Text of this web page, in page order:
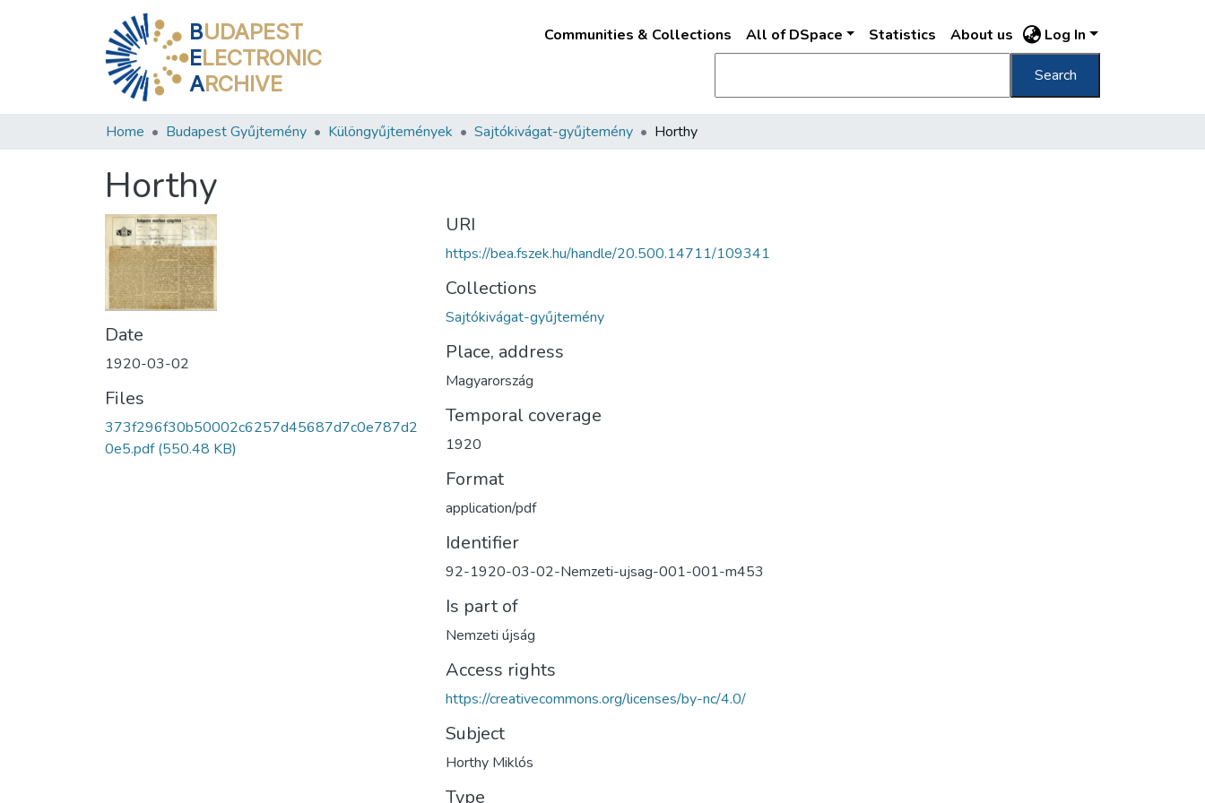
BUDAPEST
ELECTRONIC
ARCHIVE
Communities & Collections All of DSpace Statistics About us Log In
Search
Home Budapest Gyűjtemény Különgyűjtemények Sajtókivágat-gyűjtemény Horthy
Horthy
Date
1920-03-02
Files
373f296f30b50002c6257d45687d7c0e787d2
0e5.pdf(550.48 KB)
URI
https://bea.fszek.hu/handle/20.500.14711/109341
Collections
Sajtókivágat-gyűjtemény
Place, address
Magyarország
Temporal coverage
1920
Format
application/pdf
Identifier
92-1920-03-02-Nemzeti-ujsag-001-001-m453
Is part of
Nemzeti újság
Access rights
https://creativecommons.org/licenses/by-nc/4.0/
Subject
Horthy Miklós
Type